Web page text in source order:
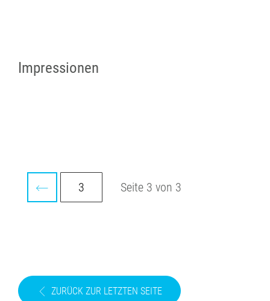
Impressionen
Seite 3 von 3
ZURÜCK ZUR LETZTEN SEITE